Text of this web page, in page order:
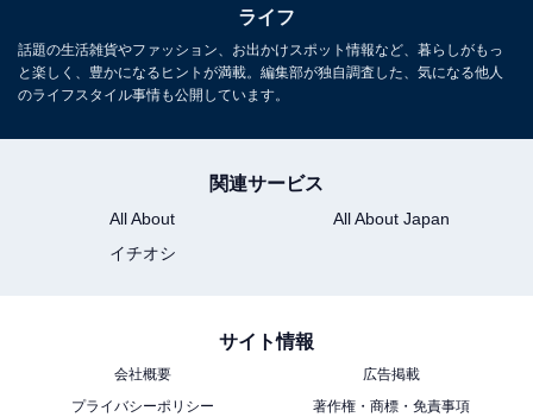
全4種のトールマグが入った「コンプリートパック」
ライフ
話題の生活雑貨やファッション、お出かけスポット情報など、暮らしがもっ
と楽しく、豊かになるヒントが満載。編集部が独自調査した、気になる他人
のライフスタイル事情も公開しています。
関連サービス
All About
All About Japan
イチオシ
サイト情報
会社概要
広告掲載
プライバシーポリシー
著作権・商標・免責事項